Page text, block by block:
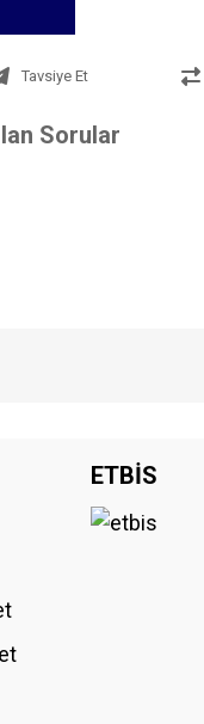
Tavsiye Et
Sorular
ETBİS